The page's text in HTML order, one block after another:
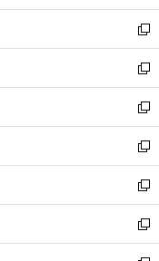
開
く
ウ
で
開
く
ン
ド
ウ
で
開
く
ウ
ィ
ン
ド
ウ
で
開
く
新
し
い
ウ
ィ
ン
ド
ウ
で
開
く
新
し
い
ウ
ィ
ン
ド
ウ
で
開
新
し
い
ウ
ィ
ン
ド
ウ
新
し
い
ウ
ィ
ン
新
し
い
ウ
新
し